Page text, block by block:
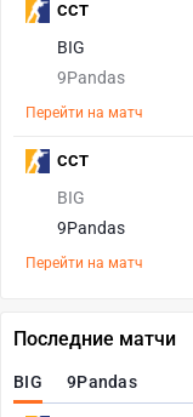
BIG
9Pandas
Перейти на матч
CCT
BIG
9Pandas
Перейти на матч
CCT
Последние матчи
BIG 9Pandas